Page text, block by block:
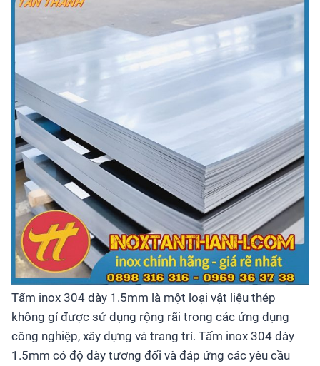
Tấm inox 304 dày 1.5mm là một loại vật liệu thép
không gỉ được sử dụng rộng rãi trong các ứng dụng
công nghiệp, xây dựng và trang trí. Tấm inox 304 dày
1.5mm có độ dày tương đối và đáp ứng các yêu cầu